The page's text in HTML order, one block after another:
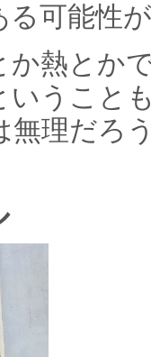
る可能性
か熱とか
いうこと
無理だろ